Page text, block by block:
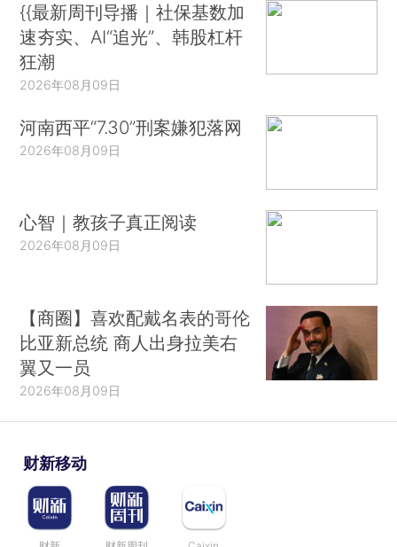
{{最新周刊导播｜社保基数加
速夯实、AI“追光”、韩股杠杆
狂潮
2026年08月09日
河南西平“7.30”刑案嫌犯落网
2026年08月09日
心智｜教孩子真正阅读
2026年08月09日
【商圈】喜欢配戴名表的哥伦
比亚新总统 商人出身拉美右
翼又一员
2026年08月09日
财新移动